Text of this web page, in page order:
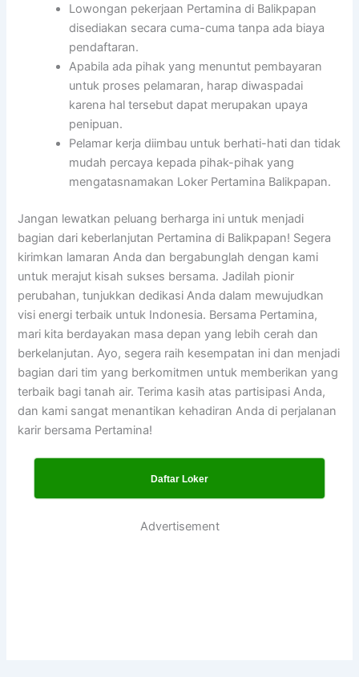
Lowongan pekerjaan Pertamina di Balikpapan
disediakan secara cuma-cuma tanpa ada biaya
pendaftaran.
Apabila ada pihak yang menuntut pembayaran
untuk proses pelamaran, harap diwaspadai
karena hal tersebut dapat merupakan upaya
penipuan.
Pelamar kerja diimbau untuk berhati-hati dan tidak
mudah percaya kepada pihak-pihak yang
mengatasnamakan Loker Pertamina Balikpapan.
Jangan lewatkan peluang berharga ini untuk menjadi
bagian dari keberlanjutan Pertamina di Balikpapan! Segera
kirimkan lamaran Anda dan bergabunglah dengan kami
untuk merajut kisah sukses bersama. Jadilah pionir
perubahan, tunjukkan dedikasi Anda dalam mewujudkan
visi energi terbaik untuk Indonesia. Bersama Pertamina,
mari kita berdayakan masa depan yang lebih cerah dan
berkelanjutan. Ayo, segera raih kesempatan ini dan menjadi
bagian dari tim yang berkomitmen untuk memberikan yang
terbaik bagi tanah air. Terima kasih atas partisipasi Anda,
dan kami sangat menantikan kehadiran Anda di perjalanan
karir bersama Pertamina!
Daftar Loker
Advertisement